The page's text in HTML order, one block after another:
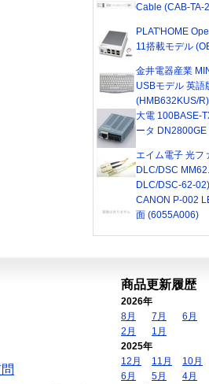
Cable (CAB-TA-
PLAT'HOME
11搭載モデル
金井電器産業
USBモデル 英語
(HMB632KUS/R)
大電 100BASE-
ータ
エイム電子 光フ
DLC/DSC
DLC/DSC-62-02)
CANON P-002
面 (6055A006)
商品更新履歴
2026年
8月
7月 6月
2月
1月
2025年
12月
11月 10月
6月
5月 4月